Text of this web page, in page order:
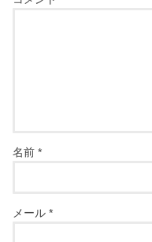
名前*
メール*